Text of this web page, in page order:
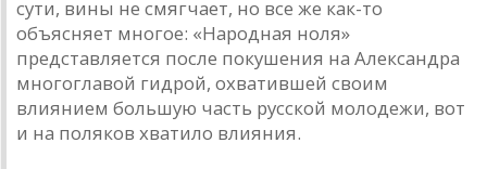
сути, вины не смягчает, но все же как-то
объясняет многое: «Народная ноля»
представляется после покушения на Александра
многоглавой гидрой, охватившей своим
влиянием большую часть русской молодежи, вот
и на поляков хватило влияния.